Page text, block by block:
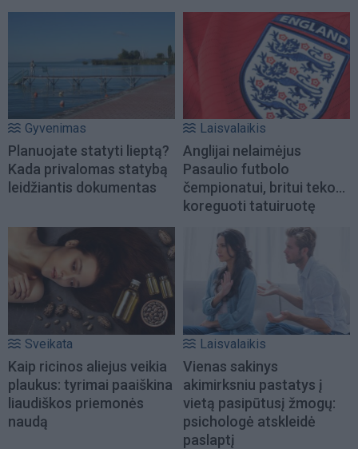
Gyvenimas
Planuojate statyti lieptą?
Kada privalomas statybą
leidžiantis dokumentas
Laisvalaikis
Anglijai nelaimėjus
Pasaulio futbolo
čempionatui, britui teko...
koreguoti tatuiruotę
Sveikata
Kaip ricinos aliejus veikia
plaukus: tyrimai paaiškina
liaudiškos priemonės
naudą
Laisvalaikis
Vienas sakinys
akimirksniu pastatys į
vietą pasipūtusį žmogų:
psichologė atskleidė
paslaptį